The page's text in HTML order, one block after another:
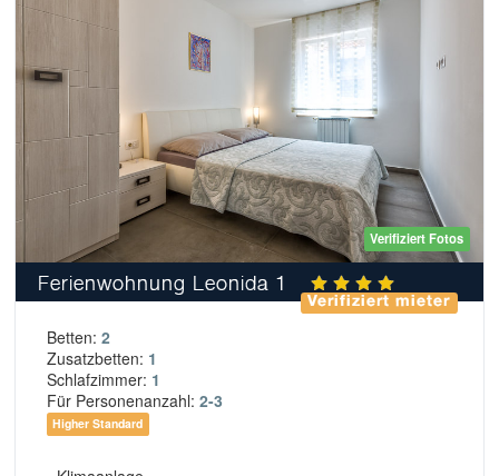
Verifiziert Fotos
Ferienwohnung Leonida 1
Verifiziert mieter
Betten: 2
Zusatzbetten: 1
Schlafzimmer: 1
Für Personenanzahl: 2-3
Higher Standard